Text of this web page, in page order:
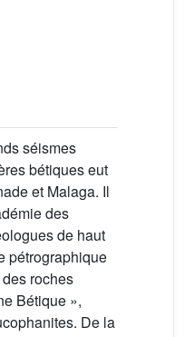
séismes
bétiques eut
et Malaga. Il
des
de haut
pétrographique
roches
Bétique »,
De la